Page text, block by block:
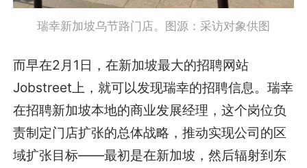
瑞幸新加坡乌节路门店。图源：采访对象供图
而早在2月1日，在新加坡最大的招聘网站
Jobstreet上，就可以发现瑞幸的招聘信息。瑞幸
在招聘新加坡本地的商业发展经理，这个岗位负
责制定门店扩张的总体战略，推动实现公司的区
域扩张目标——最初是在新加坡，然后辐射到东